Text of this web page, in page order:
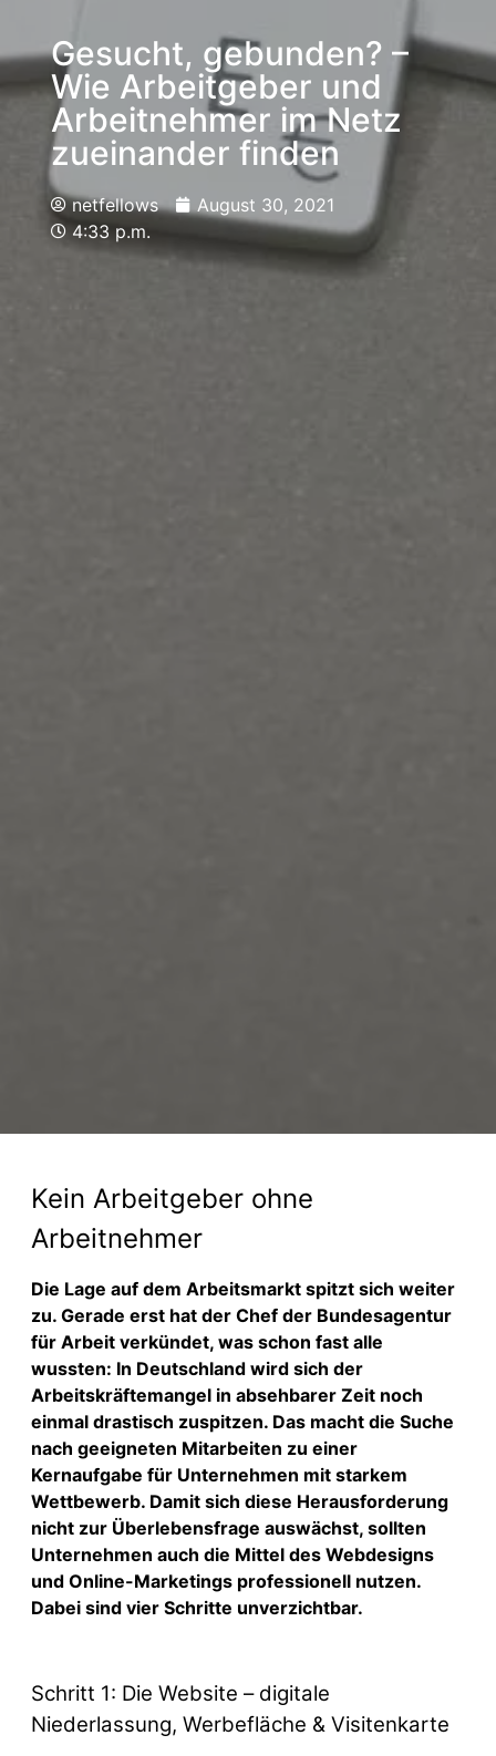
Gesucht, gebunden? –
Wie Arbeitgeber und
Arbeitnehmer im Netz
zueinander finden
netfellows
August 30, 2021
4:33 p.m.
Kein Arbeitgeber ohne
Arbeitnehmer
Die Lage auf dem Arbeitsmarkt spitzt sich weiter
zu. Gerade erst hat der Chef der Bundesagentur
für Arbeit verkündet, was schon fast alle
wussten: In Deutschland wird sich der
Arbeitskräftemangel in absehbarer Zeit noch
einmal drastisch zuspitzen. Das macht die Suche
nach geeigneten Mitarbeiten zu einer
Kernaufgabe für Unternehmen mit starkem
Wettbewerb. Damit sich diese Herausforderung
nicht zur Überlebensfrage auswächst, sollten
Unternehmen auch die Mittel des Webdesigns
und Online-Marketings professionell nutzen.
Dabei sind vier Schritte unverzichtbar.
Schritt 1: Die Website – digitale
Niederlassung, Werbefläche & Visitenkarte